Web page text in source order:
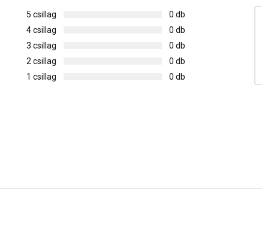
5 csillag
0 db
4 csillag
0 db
3 csillag
0 db
2 csillag
0 db
1 csillag
0 db